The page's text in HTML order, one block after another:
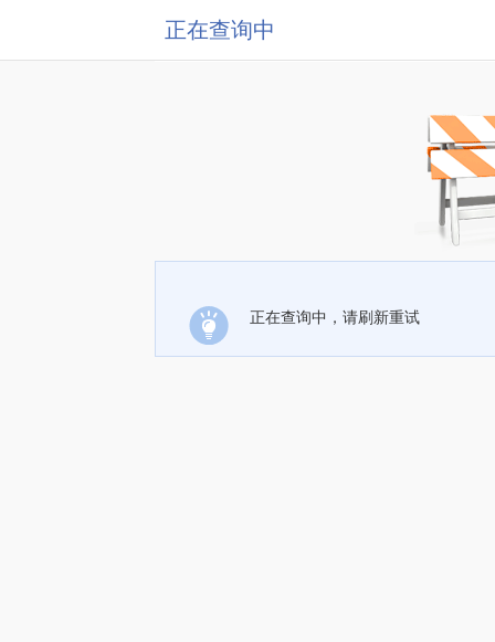
正在查询中
正在查询中，请刷新重试